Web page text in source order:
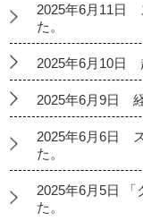
2025年6月11日
た。
2025年6月10日
2025年6月9日
2025年6月6日
た。
2025年6月5日 「
た。